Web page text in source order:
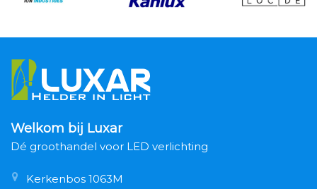
Welkom bij Luxar
Dé groothandel voor LED verlichting
Kerkenbos 1063M